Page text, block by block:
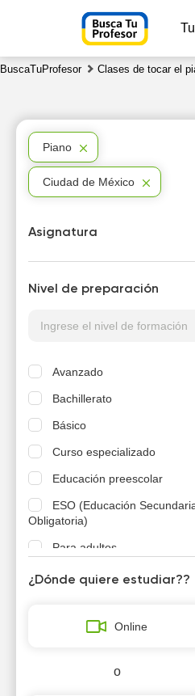
BuscaTuProfesor Clases de tocar el
Piano
Ciudad de México
Asignatura
Nivel de preparación
Avanzado
Bachillerato
Básico
Curso especializado
Educación preescolar
ESO (Educación
Obligatoria)
Para adultos
Para niños
¿Dónde quiere estudiar??
Online
o